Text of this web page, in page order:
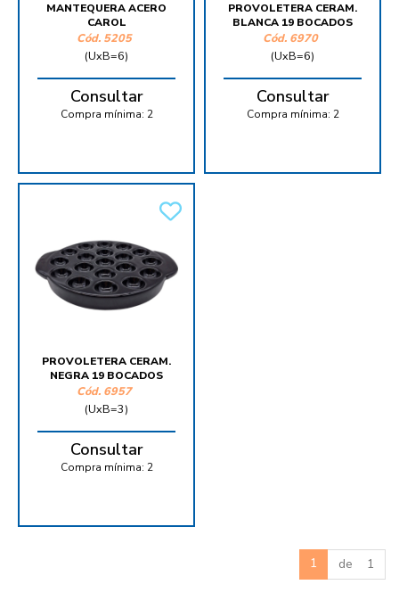
MANTEQUERA ACERO
CAROL
Cód. 5205
(UxB=6)
Consultar
Compra mínima: 2
PROVOLETERA CERAM.
BLANCA 19 BOCADOS
Cód. 6970
(UxB=6)
Consultar
Compra mínima: 2
PROVOLETERA CERAM.
NEGRA 19 BOCADOS
Cód. 6957
(UxB=3)
Consultar
Compra mínima: 2
1 de 1